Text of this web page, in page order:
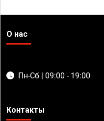
О нас
Пн-Сб | 09:00 - 19:00
Контакты